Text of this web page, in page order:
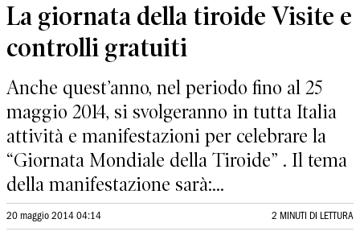
La giornata della tiroide Visite e
controlli gratuiti
Anche quest’anno, nel periodo fino al 25
maggio 2014, si svolgeranno in tutta Italia
attività e manifestazioni per celebrare la
“Giornata Mondiale della Tiroide” . Il tema
della manifestazione sarà:...
20 maggio 2014 04:14 2 MINUTI DI LETTURA